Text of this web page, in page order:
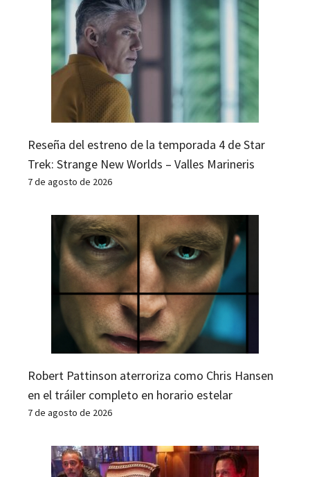
Reseña del estreno de la temporada 4 de Star
Trek: Strange New Worlds – Valles Marineris
7 de agosto de 2026
Robert Pattinson aterroriza como Chris Hansen
en el tráiler completo en horario estelar
7 de agosto de 2026